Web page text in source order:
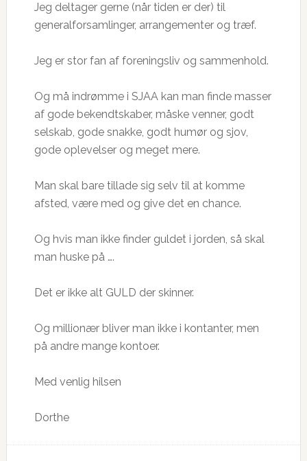
Jeg deltager gerne (når tiden er der) til
generalforsamlinger, arrangementer og træf.
Jeg er stor fan af foreningsliv og sammenhold.
Og må indrømme i SJAA kan man finde masser
af gode bekendtskaber, måske venner, godt
selskab, gode snakke, godt humør og sjov,
gode oplevelser og meget mere.
Man skal bare tillade sig selv til at komme
afsted, være med og give det en chance.
Og hvis man ikke finder guldet i jorden, så skal
man huske på ….
Det er ikke alt GULD der skinner.
Og millionær bliver man ikke i kontanter, men
på andre mange kontoer.
Med venlig hilsen
Dorthe